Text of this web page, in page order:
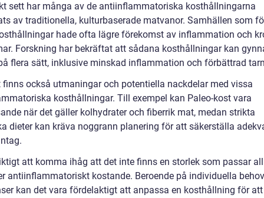
sett har många av de antiinflammatoriska kosthållningarna
av traditionella, kulturbaserade matvanor. Samhällen som
hade ofta lägre förekomst av inflammation och
Forskning har bekräftat att sådana kosthållningar kan
flera sätt, inklusive minskad inflammation och förbättrad
finns också utmaningar och potentiella nackdelar med vissa
kosthållningar. Till exempel kan Paleo-kost vara
när det gäller kolhydrater och fiberrik mat, medan strikta
dieter kan kräva noggrann planering för att säkerställa
att komma ihåg att det inte finns en storlek som passar
antiinflammatoriskt kostande. Beroende på individuella
kan det vara fördelaktigt att anpassa en kosthållning för att